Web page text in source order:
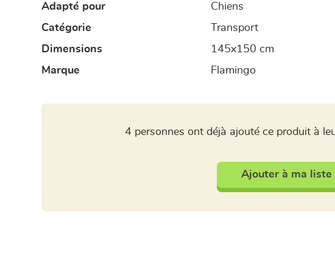
Adapté pour
Chiens
Catégorie
Transport
Dimensions
145x150 cm
Marque
Flamingo
4 personnes ont déjà ajouté ce produit à
Ajouter à ma liste